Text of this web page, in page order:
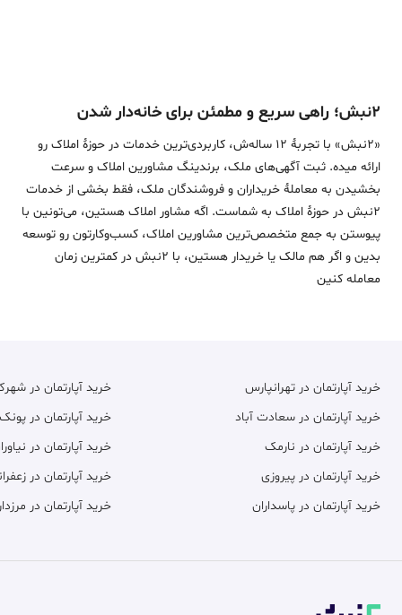
۲نبش؛ راهی سریع و مطمئن برای خانه‌دار شدن
«2نبش» با تجربۀ 12 ساله‌ش، کاربردی‌ترین خدمات در حوزۀ املاک رو
ارائه میده. ثبت آگهی‌های ملک، برندینگ مشاورین املاک و سرعت
بخشیدن به معاملۀ خریداران و فروشندگان ملک، فقط بخشی از خدمات
2نبش در حوزۀ املاک به شماست. اگه مشاور املاک هستین، می‌تونین با
پیوستن به جمع متخصص‌ترین مشاورین املاک، کسب‌وکارتون رو توسعه
بدین و اگر هم مالک یا خریدار هستین، با 2نبش در کمترین زمان
معامله‌ کنین
خرید آپارتمان در تهرانپارس
خرید آپارتمان در سعادت آباد
خرید آپارتمان در نارمک
خرید آپارتمان در پیروزی
خرید آپارتمان در پاسداران
خرید آپارتمان در
خرید آپارتمان در
خرید آپارتمان در
خرید آپارتمان در
خرید آپارتمان در